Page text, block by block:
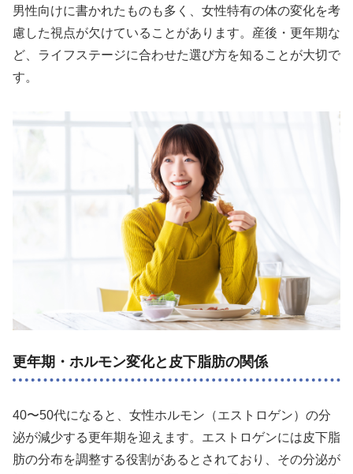
男性向けに書かれたものも多く、女性特有の体の変化を考
慮した視点が欠けていることがあります。産後・更年期な
ど、ライフステージに合わせた選び方を知ることが大切で
す。
更年期・ホルモン変化と皮下脂肪の関係
40〜50代になると、女性ホルモン（エストロゲン）の分
泌が減少する更年期を迎えます。エストロゲンには皮下脂
肪の分布を調整する役割があるとされており、その分泌が